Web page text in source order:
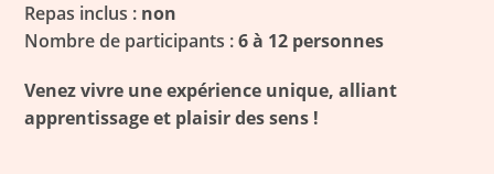
Repas inclus : non
Nombre de participants :6 à 12 personnes
Venez vivre une expérience unique, alliant
apprentissage et plaisir des sens !